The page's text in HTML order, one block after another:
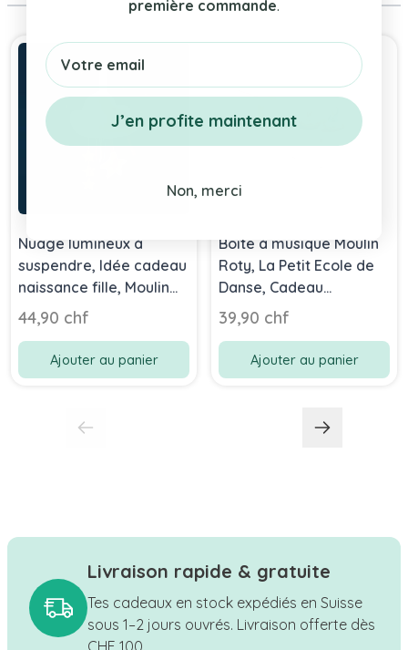
Press to skip carousel
Nuage lumineux à
suspendre, Idée cadeau
naissance fille, Moulin
Roty
44,90 chf
Ajouter au panier
Boîte à musique Moulin
Roty, La Petit Ecole de
Danse, Cadeau
Naissance Petite fille
39,90 chf
Ajouter au panier
Livraison rapide & gratuite
Tes cadeaux en stock expédiés en Suisse
sous 1–2 jours ouvrés. Livraison offerte dès
CHF 100.
première commande.
Email
J’en profite maintenant
Non, merci